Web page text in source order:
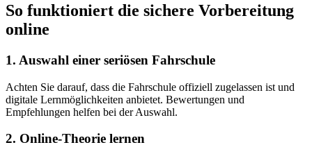
So funktioniert die sichere Vorbereitung
online
1. Auswahl einer seriösen Fahrschule
Achten Sie darauf, dass die Fahrschule offiziell zugelassen ist und
digitale Lernmöglichkeiten anbietet. Bewertungen und
Empfehlungen helfen bei der Auswahl.
2. Online-Theorie lernen